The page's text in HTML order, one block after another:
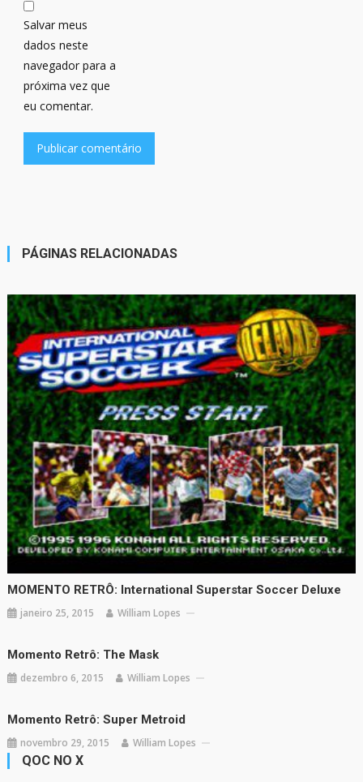
Salvar meus
dados neste
navegador para a
próxima vez que
eu comentar.
PÁGINAS RELACIONADAS
MOMENTO RETRÔ: International Superstar Soccer Deluxe
janeiro 25, 2015 William Lopes
Momento Retrô: The Mask
dezembro 6, 2015 William Lopes
Momento Retrô: Super Metroid
novembro 29, 2015 William Lopes
QOC NO X